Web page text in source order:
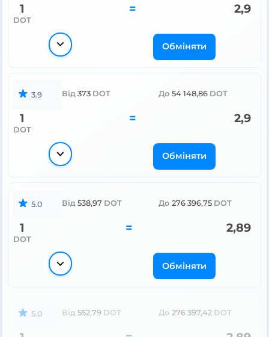
1
DOT
= 2,9
Обміняти
3.9 Від 373 DOT До 54 148,86 DOT
1
DOT
= 2,9
Обміняти
5.0 Від 538,97 DOT До 276 396,75 DOT
1
DOT
= 2,89
Обміняти
5.0 Від 552,79 DOT До 276 397,42 DOT